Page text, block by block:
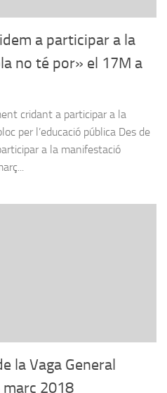
a participar a la
no té por» el 17M a
cridant a participar a la
per l’educació pública Des de
a la manifestació
la Vaga General
març 2018